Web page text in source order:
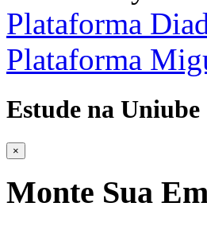
Plataforma
Plataforma
Estude na Uniube
×
Monte Sua